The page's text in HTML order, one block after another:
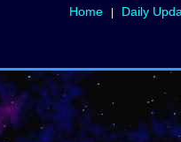
Home| Daily